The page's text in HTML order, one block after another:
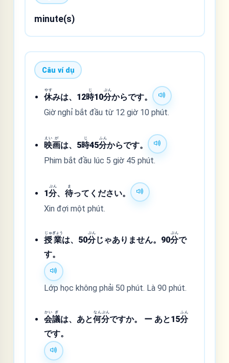
minute(s)
Câu ví dụ
休
やす
みは、12時
じ
10分
ぷん
からです。
Giờ nghỉ bắt đầu từ 12 giờ 10 phút.
映
えい
画
が
は、5時
じ
45分
ふん
からです。
Phim bắt đầu lúc 5 giờ 45 phút.
1分
ぷん
、待
ま
ってください。
Xin đợi một phút.
授
じゅ
業
ぎょう
は、50分
ぷん
じゃありません。90分
ぷん
で
す。
Lớp học không phải 50 phút. Là 90 phút.
会
かい
議
ぎ
は、あと何
なん
分
ぷん
ですか。 ー あと15分
ふん
です。